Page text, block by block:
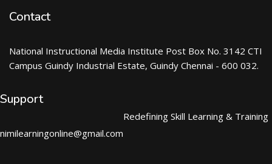
Contact
National Instructional Media Institute Post Box No. 3142 CTI
Campus Guindy Industrial Estate, Guindy Chennai - 600 032.
Support
nimilearningonline@gmail.com
Redefining Skill Learning & Training